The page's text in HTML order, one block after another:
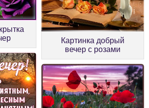
Картинка добрый
вечер с розами